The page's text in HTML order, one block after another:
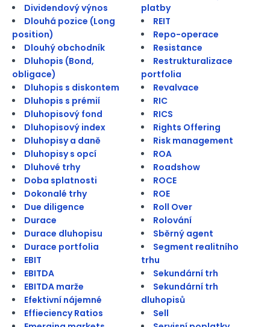
Dividendový výnos
Dlouhá pozice (Long
position)
Dlouhý obchodník
Dluhopis (Bond,
obligace)
Dluhopis s diskontem
Dluhopis s prémií
Dluhopisový fond
Dluhopisový index
Dluhopisy a daně
Dluhopisy s opcí
Dluhové trhy
Doba splatnosti
Dokonalé trhy
Due diligence
Durace
Durace dluhopisu
Durace portfolia
EBIT
EBITDA
EBITDA marže
Efektivní nájemné
Effieciency Ratios
platby
REIT
Repo-operace
Resistance
Restrukturalizace
portfolia
Revalvace
RIC
RICS
Rights Offering
Risk management
ROA
Roadshow
ROCE
ROE
Roll Over
Rolování
Sběrný agent
Segment realitního
trhu
Sekundární trh
Sekundární trh
dluhopisů
Sell